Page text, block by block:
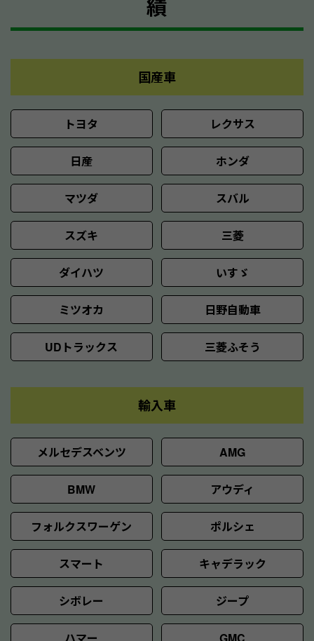
国産車
トヨタ レクサス
日産 ホンダ
マツダ スバル
スズキ 三菱
ダイハツ いすゞ
ミツオカ 日野自動車
UDトラックス 三菱ふそう
輸入車
メルセデスベンツ AMG
BMW アウディ
フォルクスワーゲン ポルシェ
スマート キャデラック
シボレー ジープ
ハマー GMC